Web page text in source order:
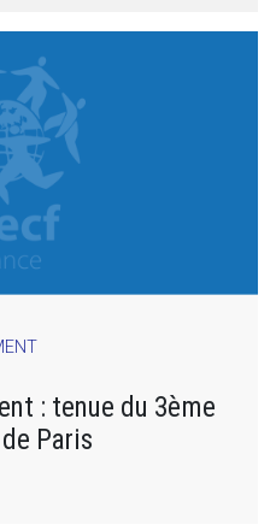
: tenue du 3ème
Paris